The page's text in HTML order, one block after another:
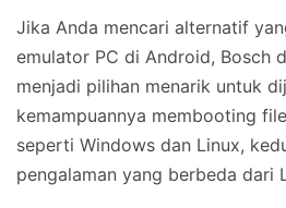
Jika Anda mencari alternatif
emulator PC di Android, Bosch
menjadi pilihan menarik untuk
kemampuannya membooting
seperti Windows dan Linux,
pengalaman yang berbeda dari